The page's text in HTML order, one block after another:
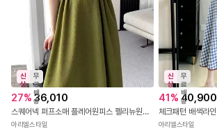
신
상
무
료
배
송
27% 36,010
스퀘어넥 퍼프소매 플레어원피스 펠리뉴원피스
아리엘스타일
신
상
무
료
배
송
41% 40,900
아리엘스타일